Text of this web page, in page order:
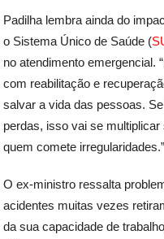
Padilha lembra ainda do
o Sistema Único de Saúde (
no atendimento emergencial.
com reabilitação e
salvar a vida das pessoas.
perdas, isso vai se
quem comete irregularidades.”
O ex-ministro ressalta
acidentes muitas vezes
da sua capacidade de